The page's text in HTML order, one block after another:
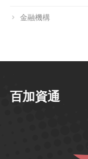
金融機構
百加資通